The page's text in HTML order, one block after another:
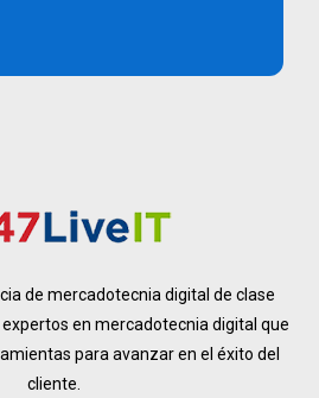
de mercadotecnia digital de clase
en mercadotecnia digital que
para avanzar en el éxito del
cliente.